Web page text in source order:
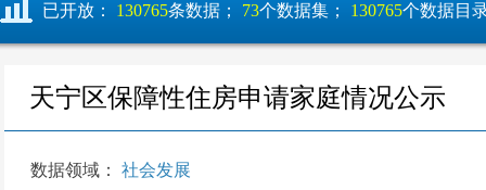
已开放： 130765条数据； 73个数据集； 130765个数据目
天宁区保障性住房申请家庭情况公示
数据领域： 社会发展